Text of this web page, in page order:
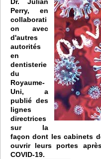
Perry, en
collaborati
on avec
d'autres
autorités
en
dentisterie
du
Royaume-
Uni, a
publié des
lignes
directrices
sur la
façon dont les cabinets
ouvrir leurs portes
COVID-19.